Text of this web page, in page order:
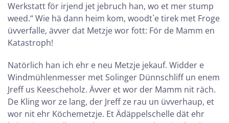
Werkstatt för irjend jet jebruch han, wo et mer stump
weed.“ Wie hä dann heim kom, woodt`e tirek met Froge
üvverfalle, ävver dat Metzje wor fott: För de Mamm en
Katastroph!
Natörlich han ich ehr e neu Metzje jekauf. Widder e
Windmühlenmesser met Solinger Dünnschliff un enem
Jreff us Keescheholz. Ävver et wor der Mamm nit räch.
De Kling wor ze lang, der Jreff ze rau un üvverhaup, et
wor nit ehr Köchemetzje. Et Ädäppelschelle dät ehr